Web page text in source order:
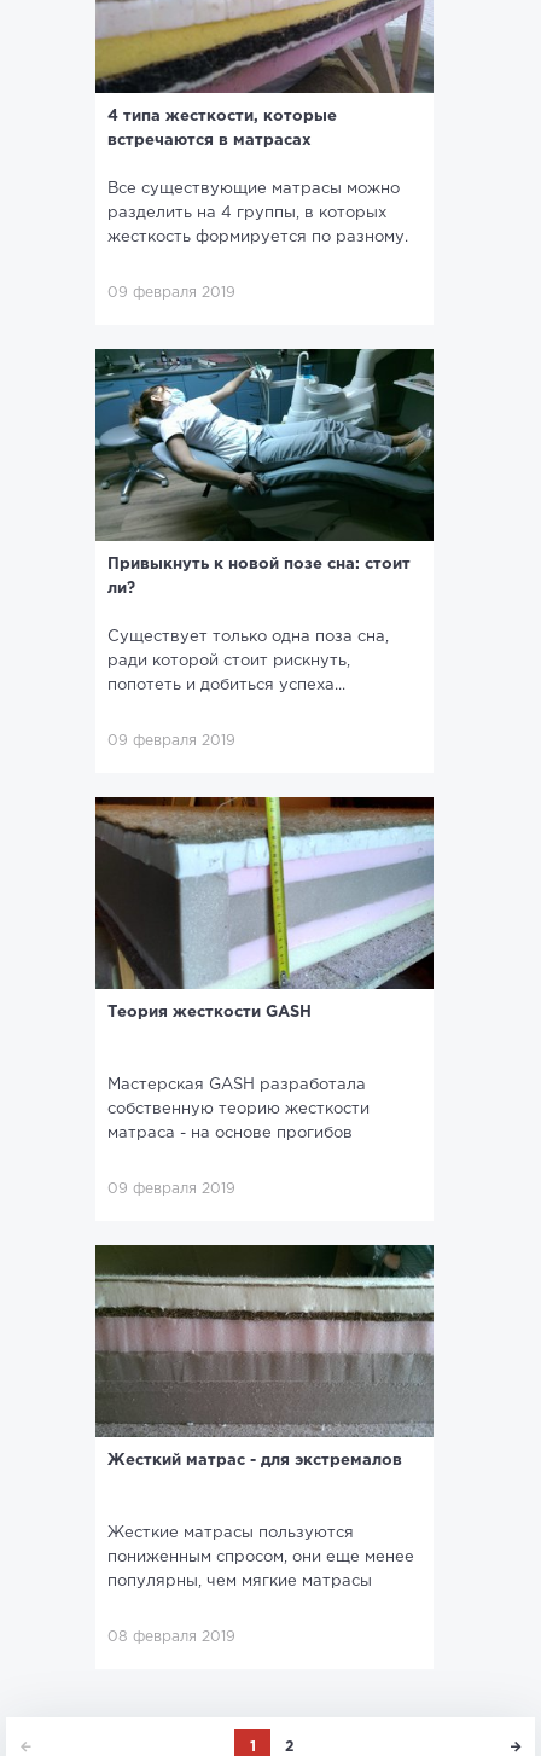
4 типа жесткости, которые
встречаются в матрасах
Все существующие матрасы можно
разделить на 4 группы, в которых
жесткость формируется по разному.
09 февраля 2019
Привыкнуть к новой позе сна: стоит
ли?
Существует только одна поза сна,
ради которой стоит рискнуть,
попотеть и добиться успеха...
09 февраля 2019
Теория жесткости GASH
Мастерская GASH разработала
собственную теорию жесткости
матраса - на основе прогибов
09 февраля 2019
Жесткий матрас - для экстремалов
Жесткие матрасы пользуются
пониженным спросом, они еще менее
популярны, чем мягкие матрасы
08 февраля 2019
1 2